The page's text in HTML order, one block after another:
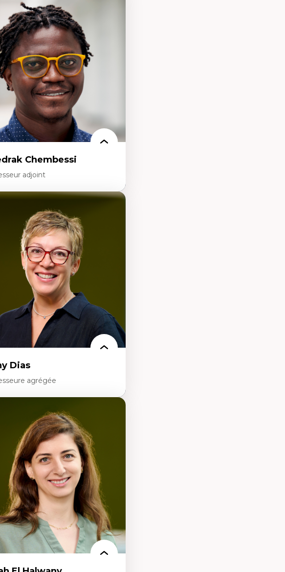
des sciences – processus
et culture scientifique
en milieu minoritaire –
identitaire et conscience
éducatives – ludification et
pédagogique
langue dans toutes les matières –
discursif et langage
Chembessi
adjoint
circulaire
d’affaires durables
des faits économiques
durable des ressources naturelles
industrielle
durable du territoire
régional
en milieu rural francophone
socio-écologique
Dias
agrégée
critiques et justice sociale
relationnelle et sollicitude en
et autochtonisation de la
à l’enseignement
et didactique du français
inclusive
à l’enseignement en contexte
minoritaire
linguistique et culturelle
action et approches
éducatif et pratiques réflexives
durable et bien-être en